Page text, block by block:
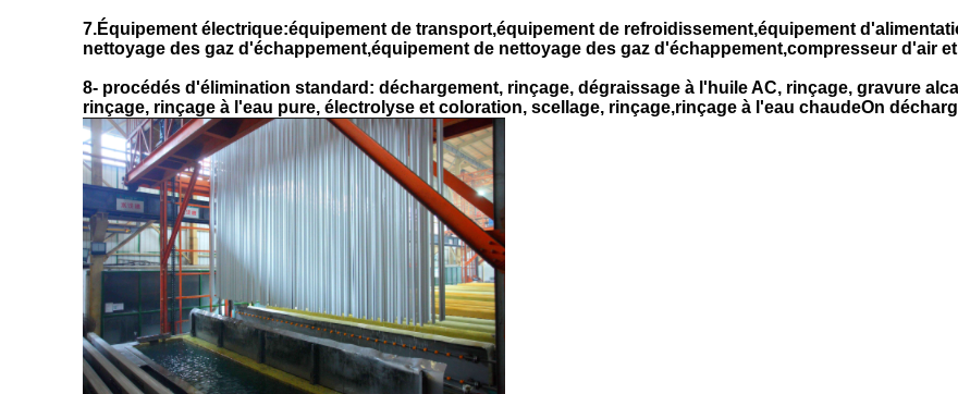
7.Équipement électrique:équipement de transport,équipement de refroidissement,équipement
nettoyage des gaz d'échappement,équipement de nettoyage des gaz d'échappement,compresseur d'air
8- procédés d'élimination standard: déchargement, rinçage, dégraissage à l'huile AC, rinçage, gravure
rinçage, rinçage à l'eau pure, électrolyse et coloration, scellage, rinçage,rinçage à l'eau chaudeOn